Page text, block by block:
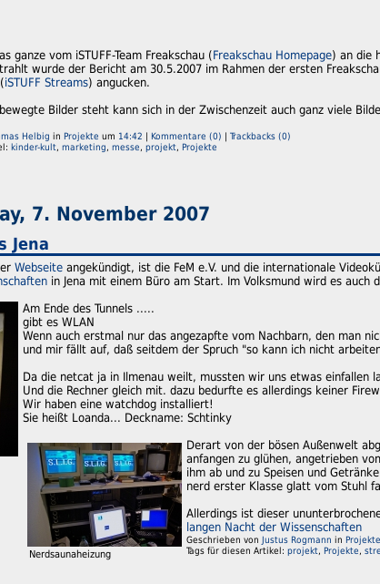
ganze vom iSTUFF-Team Freakschau (Freakschau Homepage) an die
wurde der Bericht am 30.5.2007 im Rahmen der ersten
iSTUFF Streams) angucken.
Bilder steht kann sich in der Zwischenzeit auch ganz viele
Helbig in Projekte um 14:42 | Kommentare (0) | Trackbacks (0)
kinder-kult, marketing, messe, projekt, Projekte
7. November 2007
Jena
Webseite angekündigt, ist die FeM e.V. und die internationale
in Jena mit einem Büro am Start. Im Volksmund wird es auch
Am Ende des Tunnels .....
gibt es WLAN
Wenn auch erstmal nur das angezapfte vom Nachbarn, den man
und mir fällt auf, daß seitdem der Spruch "so kann ich nicht
Da die netcat ja in Ilmenau weilt, mussten wir uns etwas einfallen
Und die Rechner gleich mit. dazu bedurfte es allerdings keiner
Wir haben eine watchdog installiert!
Sie heißt Loanda... Deckname: Schtinky
Nerdsaunaheizung
Derart von der bösen Außenwelt
anfangen zu glühen, angetrieben
ihm ab und zu Speisen und
nerd erster Klasse glatt vom Stuhl
Allerdings ist dieser
langen Nacht der Wissenschaften
Geschrieben von Justus Rogmann in Projekte
Tags für diesen Artikel: projekt, Projekte,